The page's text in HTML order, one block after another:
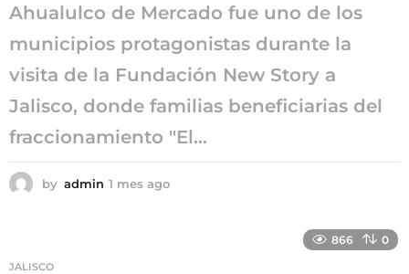
Ahualulco de Mercado fue uno de los
municipios protagonistas durante la
visita de la Fundación New Story a
Jalisco, donde familias beneficiarias del
fraccionamiento "El...
by admin 1 mes ago
866 0
JALISCO